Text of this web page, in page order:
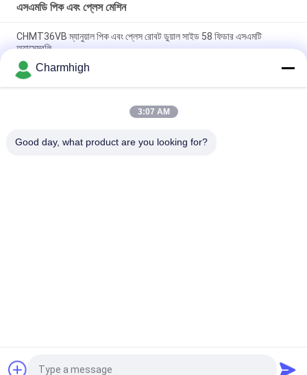
এসএমডি পিক এবং প্লেস মেশিন
CHMT36VB ম্যানুয়াল পিক এবং প্লেস রোবট ডুয়াল সাইড 58 ফিডার এসএমটি
অ্যাসেম্বলি
2 হেড 58 ফিডার CHMT48VB বেঞ্চটপ SMD পিক অ্যান্ড প্লেস রোবট সব এক চিপ
মাউন্টারে
কমপ্যাক্ট ইন্ডাস্ট্রিয়াল এসএমডি পিক অ্যান্ড প্লেস মেশিন টিসি06 পিসিবি সমাবেশ লাইনের
Charmhigh
3:07 AM
Good day, what product are you looking for?